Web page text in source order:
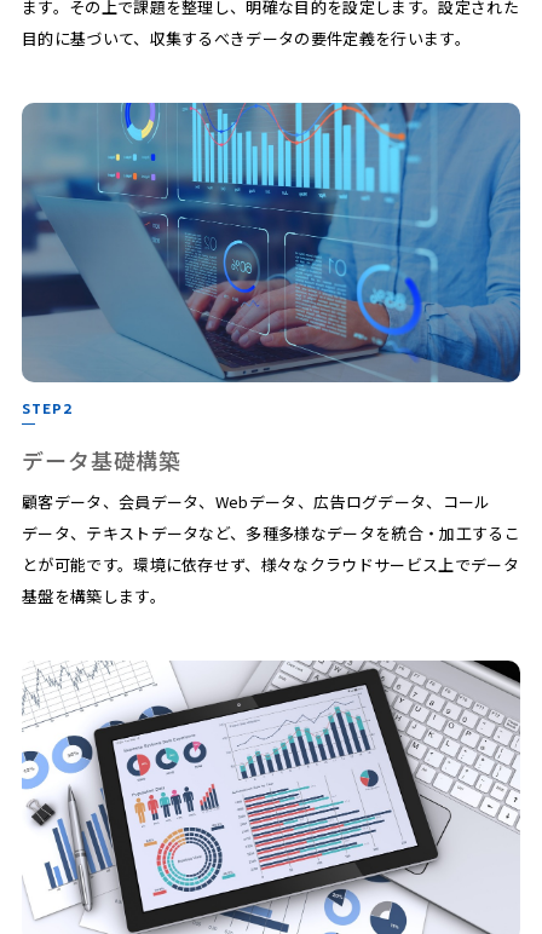
ます。その上で課題を整理し、明確な目的を設定します。設定された
目的に基づいて、収集するべきデータの要件定義を行います。
STEP2
データ基礎構築
顧客データ、会員データ、Webデータ、広告ログデータ、コール
データ、テキストデータなど、多種多様なデータを統合・加工するこ
とが可能です。環境に依存せず、様々なクラウドサービス上でデータ
基盤を構築します。